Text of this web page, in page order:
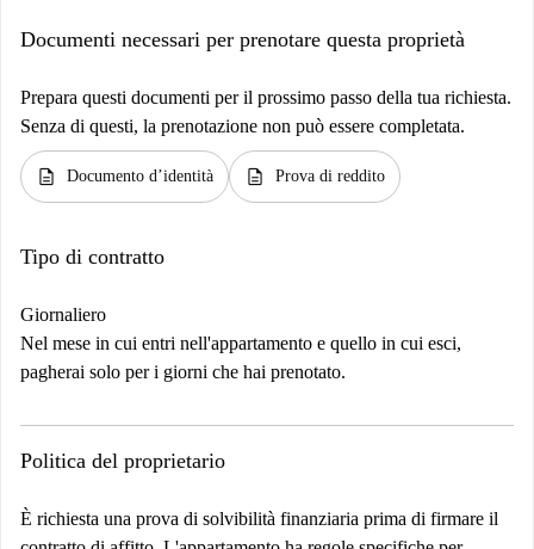
Documenti necessari per prenotare questa proprietà
Prepara questi documenti per il prossimo passo della tua richiesta.
Senza di questi, la prenotazione non può essere completata.
description Documento d’identità description Prova di reddito
Tipo di contratto
Giornaliero
Nel mese in cui entri nell'appartamento e quello in cui esci,
pagherai solo per i giorni che hai prenotato.
Politica del proprietario
È richiesta una prova di solvibilità finanziaria prima di firmare il